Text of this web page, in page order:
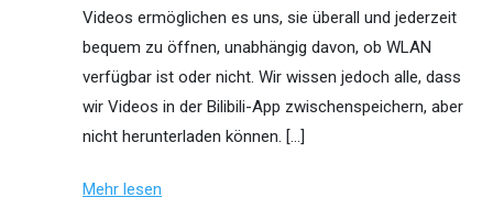
Videos ermöglichen es uns, sie überall und jederzeit
bequem zu öffnen, unabhängig davon, ob WLAN
verfügbar ist oder nicht. Wir wissen jedoch alle, dass
wir Videos in der Bilibili-App zwischenspeichern, aber
nicht herunterladen können. […]
Mehr lesen